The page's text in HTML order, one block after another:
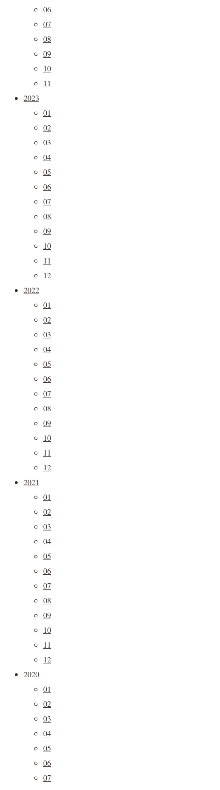
06
07
08
09
10
11
2023
01
02
03
04
05
06
07
08
09
10
11
12
2022
01
02
03
04
05
06
07
08
09
10
11
12
2021
01
02
03
04
05
06
07
08
09
10
11
12
2020
01
02
03
04
05
06
07